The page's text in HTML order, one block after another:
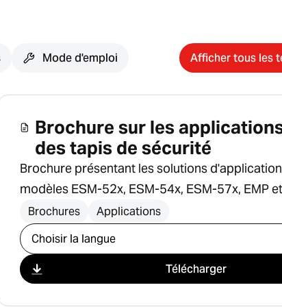
Mode d'emploi Afficher tous les
Brochure sur les
des tapis de sécurité
Brochure présentant les solutions
modèles ESM-52x, ESM-54x, ESM-57x, EMP
Brochures Applications
Sélectionner le téléchargement
Télécharger